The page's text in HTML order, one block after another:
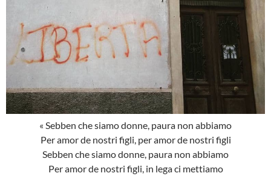
« Sebben che siamo donne, paura non abbiamo
Per amor de nostri figli, per amor de nostri figli
Sebben che siamo donne, paura non abbiamo
Per amor de nostri figli, in lega ci mettiamo